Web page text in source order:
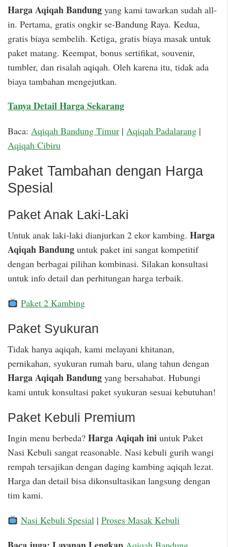
Harga Aqiqah Bandung yang kami tawarkan sudah all-
in. Pertama, gratis ongkir se-Bandung Raya. Kedua,
gratis biaya sembelih. Ketiga, gratis biaya masak untuk
paket matang. Keempat, bonus sertifikat, souvenir,
tumbler, dan risalah aqiqah. Oleh karena itu, tidak ada
biaya tambahan mengejutkan.
Tanya Detail Harga Sekarang
Baca: Aqiqah Bandung Timur | Aqiqah Padalarang |
Aqiqah Cibiru
Paket Tambahan dengan Harga
Spesial
Paket Anak Laki-Laki
Untuk anak laki-laki dianjurkan 2 ekor kambing. Harga
Aqiqah Bandung untuk paket ini sangat kompetitif
dengan berbagai pilihan kombinasi. Silakan konsultasi
untuk info detail dan perhitungan harga terbaik.
Paket 2 Kambing
Paket Syukuran
Tidak hanya aqiqah, kami melayani khitanan,
pernikahan, syukuran rumah baru, ulang tahun dengan
Harga Aqiqah Bandung yang bersahabat. Hubungi
kami untuk konsultasi paket syukuran sesuai kebutuhan!
Paket Kebuli Premium
Ingin menu berbeda? Harga Aqiqah ini untuk Paket
Nasi Kebuli sangat reasonable. Nasi kebuli gurih wangi
rempah tersajikan dengan daging kambing aqiqah lezat.
Harga dan detail bisa dikonsultasikan langsung dengan
tim kami.
Nasi Kebuli Spesial| Proses Masak Kebuli